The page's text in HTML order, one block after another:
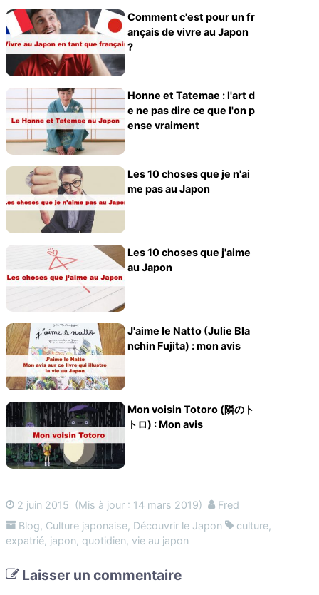
Comment c'est pour un fr
ançais de vivre au Japon
?
Honne et Tatemae : l'art d
e ne pas dire ce que l'on p
ense vraiment
Les 10 choses que je n'ai
me pas au Japon
Les 10 choses que j'aime
au Japon
J'aime le Natto (Julie Bla
nchin Fujita) : mon avis
Mon voisin Totoro (隣のト
トロ) : Mon avis
2 juin 2015 (Mis à jour : 14 mars 2019)
Fred
Blog, Culture japonaise, Découvrir le Japon culture,
expatrié, japon, quotidien, vie au japon
Laisser un commentaire